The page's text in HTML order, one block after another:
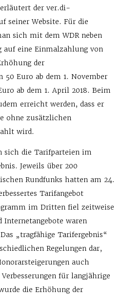
der ver.di-
seiner Website. Für die
sich mit dem WDR neben
auf eine Einmalzahlung von
der
50 Euro ab dem 1. November
ab dem 1. April 2018. Beim
erreicht werden, dass er
ohne zusätzlichen
wird.
sich die Tarif­parteien im
Jeweils über 200
Rundfunks hatten am 24.
Tarifangebot
im Dritten fiel zeitweise
waren
„tragfähige Tarifergebnis“
Regelungen dar,
auch
für langjährige
die Erhöhung der